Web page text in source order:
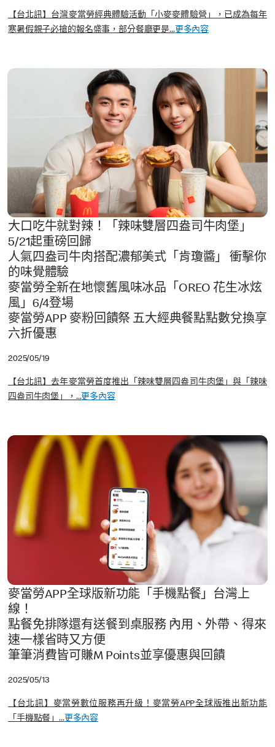
【台北訊】台灣麥當勞經典體驗活動「小麥麥體驗營」，已成為每年
寒暑假親子必搶的報名盛事，部分餐廳更是...更多內容
大口吃牛就對辣！「辣味雙層四盎司牛肉堡」
5/21起重磅回歸
人氣四盎司牛肉搭配濃郁美式「肯瓊醬」 衝擊你
的味覺體驗
麥當勞全新在地懷舊風味冰品「OREO 花生冰炫
風」6/4登場
麥當勞APP 麥粉回饋祭 五大經典餐點點數兌換享
六折優惠
2025/05/19
【台北訊】去年麥當勞首度推出「辣味雙層四盎司牛肉堡」與「辣味
四盎司牛肉堡」，...更多內容
麥當勞APP全球版新功能「手機點餐」台灣上
線！
點餐免排隊還有送餐到桌服務 內用、外帶、得來
速一樣省時又方便
筆筆消費皆可賺M Points並享優惠與回饋
2025/05/13
【台北訊】麥當勞數位服務再升級！麥當勞APP全球版推出新功能
「手機點餐」...更多內容